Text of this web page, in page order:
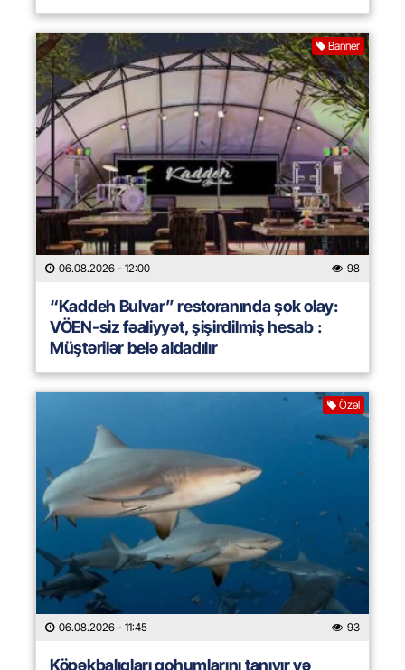
Banner
06.08.2026 - 12:00 98
“Kaddeh Bulvar” restoranında şok olay:
VÖEN-siz fəaliyyət, şişirdilmiş hesab :
Müştərilər belə aldadılır
Özəl
06.08.2026 - 11:45 93
Köpəkbalıqları qohumlarını tanıyır və